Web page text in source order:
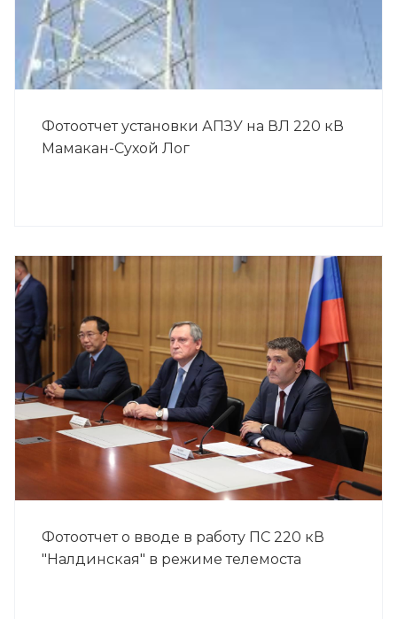
Фотоотчет установки АПЗУ на ВЛ 220 кВ
Мамакан-Сухой Лог
Фотоотчет о вводе в работу ПС 220 кВ
"Налдинская" в режиме телемоста